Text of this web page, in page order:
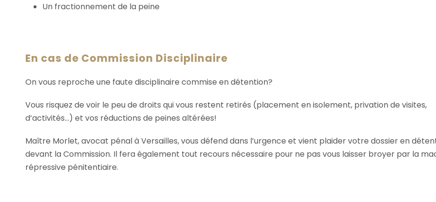
Un fractionnement de la peine
En cas de Commission Disciplinaire
On vous reproche une faute disciplinaire commise en détention?
Vous risquez de voir le peu de droits qui vous restent retirés (placement en isolement, privation de visites,
d’activités…) et vos réductions de peines altérées!
Maître Morlet, avocat pénal à Versailles, vous défend dans l’urgence et vient plaider votre dossier en
devant la Commission. Il fera également tout recours nécessaire pour ne pas vous laisser broyer par la
répressive pénitentiaire.